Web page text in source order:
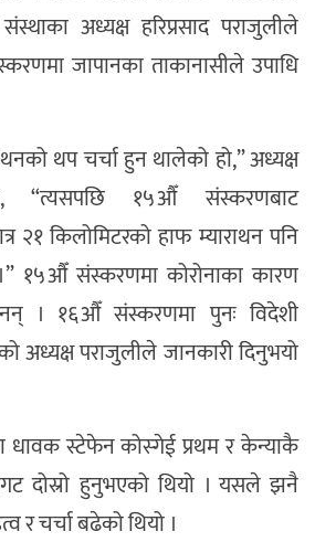
अध्यक्ष हरिप्रसाद पराजुलीले
जापानका ताकानासीले उपाधि
थप चर्चा हुन थालेको हो,” अध्यक्ष
“त्यसपछि १५औँ संस्करणबाट
२१ किलोमिटरको हाफ म्याराथन पनि
१५औँ संस्करणमा कोरोनाका कारण
। १६औँ संस्करणमा पुनः विदेशी
अध्यक्ष पराजुलीले जानकारी दिनुभयो
धावक स्टेफेन कोस्गेई प्रथम र केन्याकै
दोस्रो हुनुभएको थियो । यसले झनै
र चर्चा बढेको थियो ।